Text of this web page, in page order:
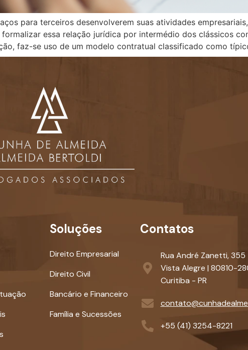
para terceiros desenvolverem suas atividades
essa relação jurídica por intermédio dos clássicos
faz-se uso de um modelo contratual classificado como
Soluções
Direito Empresarial
Direito Civil
Bancário e Financeiro
Família e Sucessões
Contatos
Rua André Zanetti, 355
Vista Alegre | 80810-
Curitiba - PR
+55 (41) 3254-8221